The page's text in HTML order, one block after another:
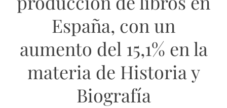
España, con un
aumento del 15,1% en la
materia de Historia y
Biografía